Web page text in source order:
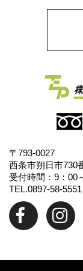
〒793-0027
西条市朔日市730
受付時間：9：00
TEL.0897-58-